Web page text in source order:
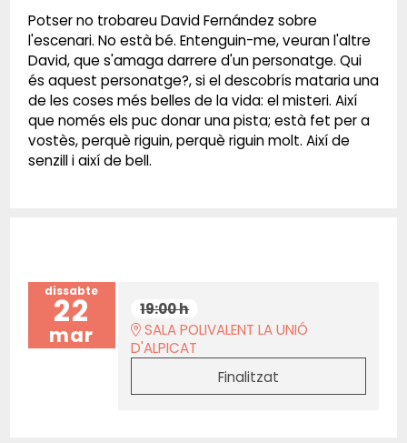
Potser no trobareu David Fernández sobre
l'escenari. No està bé. Entenguin-me, veuran l'altre
David, que s'amaga darrere d'un personatge. Qui
és aquest personatge?, si el descobrís mataria una
de les coses més belles de la vida: el misteri. Així
que només els puc donar una pista; està fet per a
vostès, perquè riguin, perquè riguin molt. Així de
senzill i així de bell.
dissabte
22
mar
19:00 h
SALA POLIVALENT LA UNIÓ
D'ALPICAT
Finalitzat